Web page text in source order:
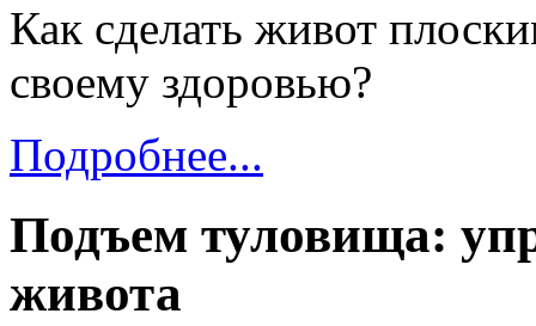
Как сделать живот
своему здоровью?
Подробнее...
Подъем туловища:
живота